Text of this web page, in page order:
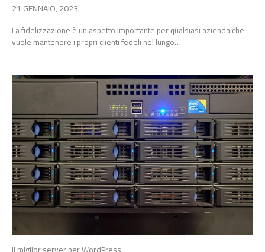
21 GENNAIO, 2023
La fidelizzazione è un aspetto importante per qualsiasi azienda che
vuole mantenere i propri clienti fedeli nel lungo…